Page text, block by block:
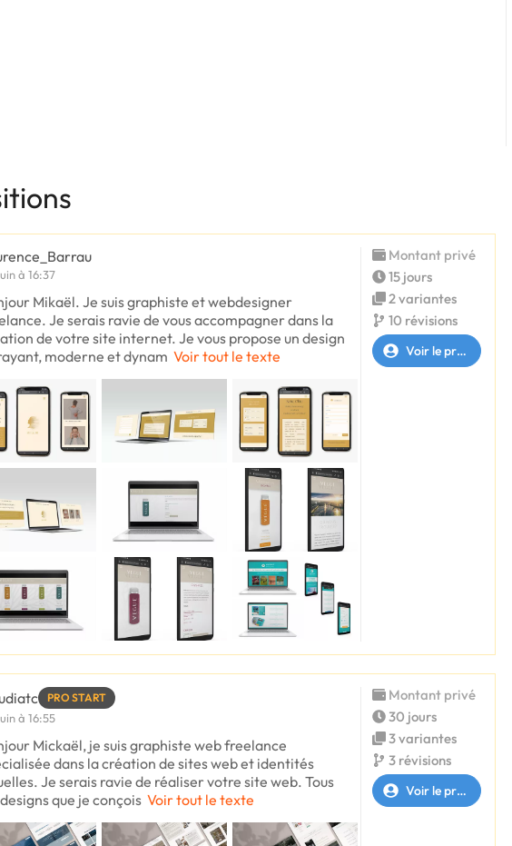
à 16:37
Mikaël. Je suis graphiste et webdesigner
Je serais ravie de vous accompagner dans la
de votre site internet. Je vous propose un design
moderne et dynam Voir tout le texte
Montant privé
15 jours
2 variantes
10 révisions
Voir le profil
PRO START
à 16:55
Mickaël, je suis graphiste web freelance
dans la création de sites web et identités
Je serais ravie de réaliser votre site web. Tous
que je conçois Voir tout le texte
Montant privé
30 jours
3 variantes
3 révisions
Voir le profil